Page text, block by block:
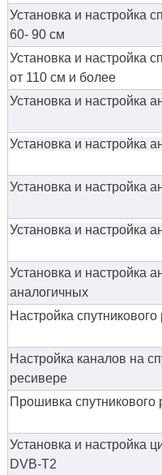
Установка и настройка
60- 90 см
Установка и настройка
от 110 см и более
Установка и настройка
Установка и настройка
Установка и настройка
Установка и настройка
Установка и настройка
аналогичных
Настройка
Настройка каналов на
ресивере
Прошивка спутникового
Установка и настройка
DVB-T2